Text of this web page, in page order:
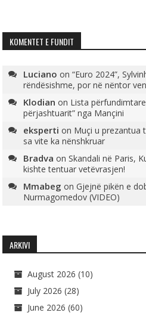
KOMENTET E FUNDIT
Luciano on“Euro 2024”,
rëndësishme, por në nëntor
Klodian on Lista
përjashtuarit” nga Mançini
eksperti on Muçi u prezantua
sa vite ka nënshkruar
Bradva onSkandali në Paris,
kishte tentuar vetëvrasjen!
Mmabeg onGjejnë pikën e
Nurmagomedov (VIDEO)
ARKIVI
August 2026 (10)
July 2026 (28)
June 2026 (60)